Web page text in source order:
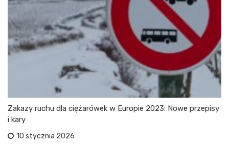
Zakazy ruchu dla ciężarówek w Europie 2023: Nowe przepisy
i kary
10 stycznia 2026